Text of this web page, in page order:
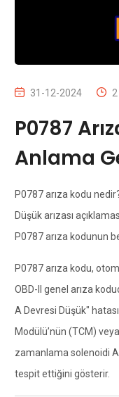
31-12-2024
P0787
Anlama
P0787 arıza kodu
Düşük arızası
P0787 arıza kodunun
P0787 arıza kodu,
OBD-II genel arıza
A Devresi Düşük"
Modülü’nün (TCM)
zamanlama solenoidi
tespit ettiğini gösterir.